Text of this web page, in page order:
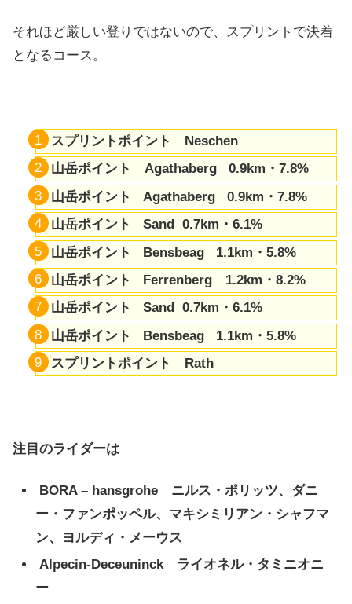
それほど厳しい登りではないので、スプリントで決着
となるコース。
スプリントポイント Neschen
山岳ポイント Agathaberg 0.9km・7.8%
山岳ポイント Agathaberg 0.9km・7.8%
山岳ポイント Sand 0.7km・6.1%
山岳ポイント Bensbeag 1.1km・5.8%
山岳ポイント Ferrenberg 1.2km・8.2%
山岳ポイント Sand 0.7km・6.1%
山岳ポイント Bensbeag 1.1km・5.8%
スプリントポイント Rath
注目のライダーは
BORA – hansgrohe ニルス・ポリッツ、ダニ
ー・ファンポッペル、マキシミリアン・シャフマ
ン、ヨルディ・メーウス
Alpecin-Deceuninck ライオネル・タミニオニ
ー